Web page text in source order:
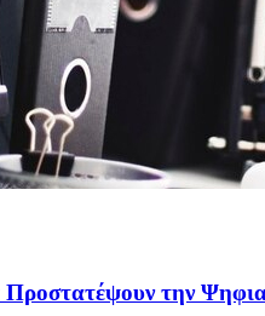
Προστατέψουν την